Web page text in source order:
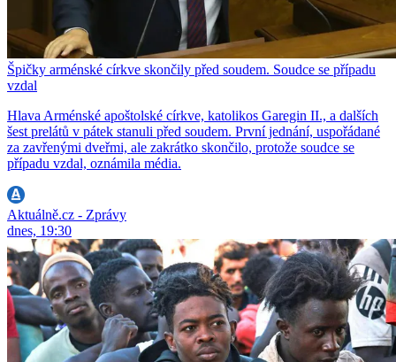
Špičky arménské církve skončily před soudem. Soudce se případu
vzdal
Hlava Arménské apoštolské církve, katolikos Garegin II., a dalších
šest prelátů v pátek stanuli před soudem. První jednání, uspořádané
za zavřenými dveřmi, ale zakrátko skončilo, protože soudce se
případu vzdal, oznámila média.
Aktuálně.cz - Zprávy
dnes, 19:30